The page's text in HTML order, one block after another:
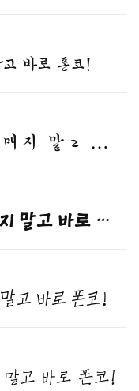
바로 폰코!
당신이 찾던 그 폰트, 헤매지 말고 바로 폰코!
당신이 찾던 그 폰트, 헤매지 말고 바로 폰코!
고 바로 폰코!
말고 바로 폰코!